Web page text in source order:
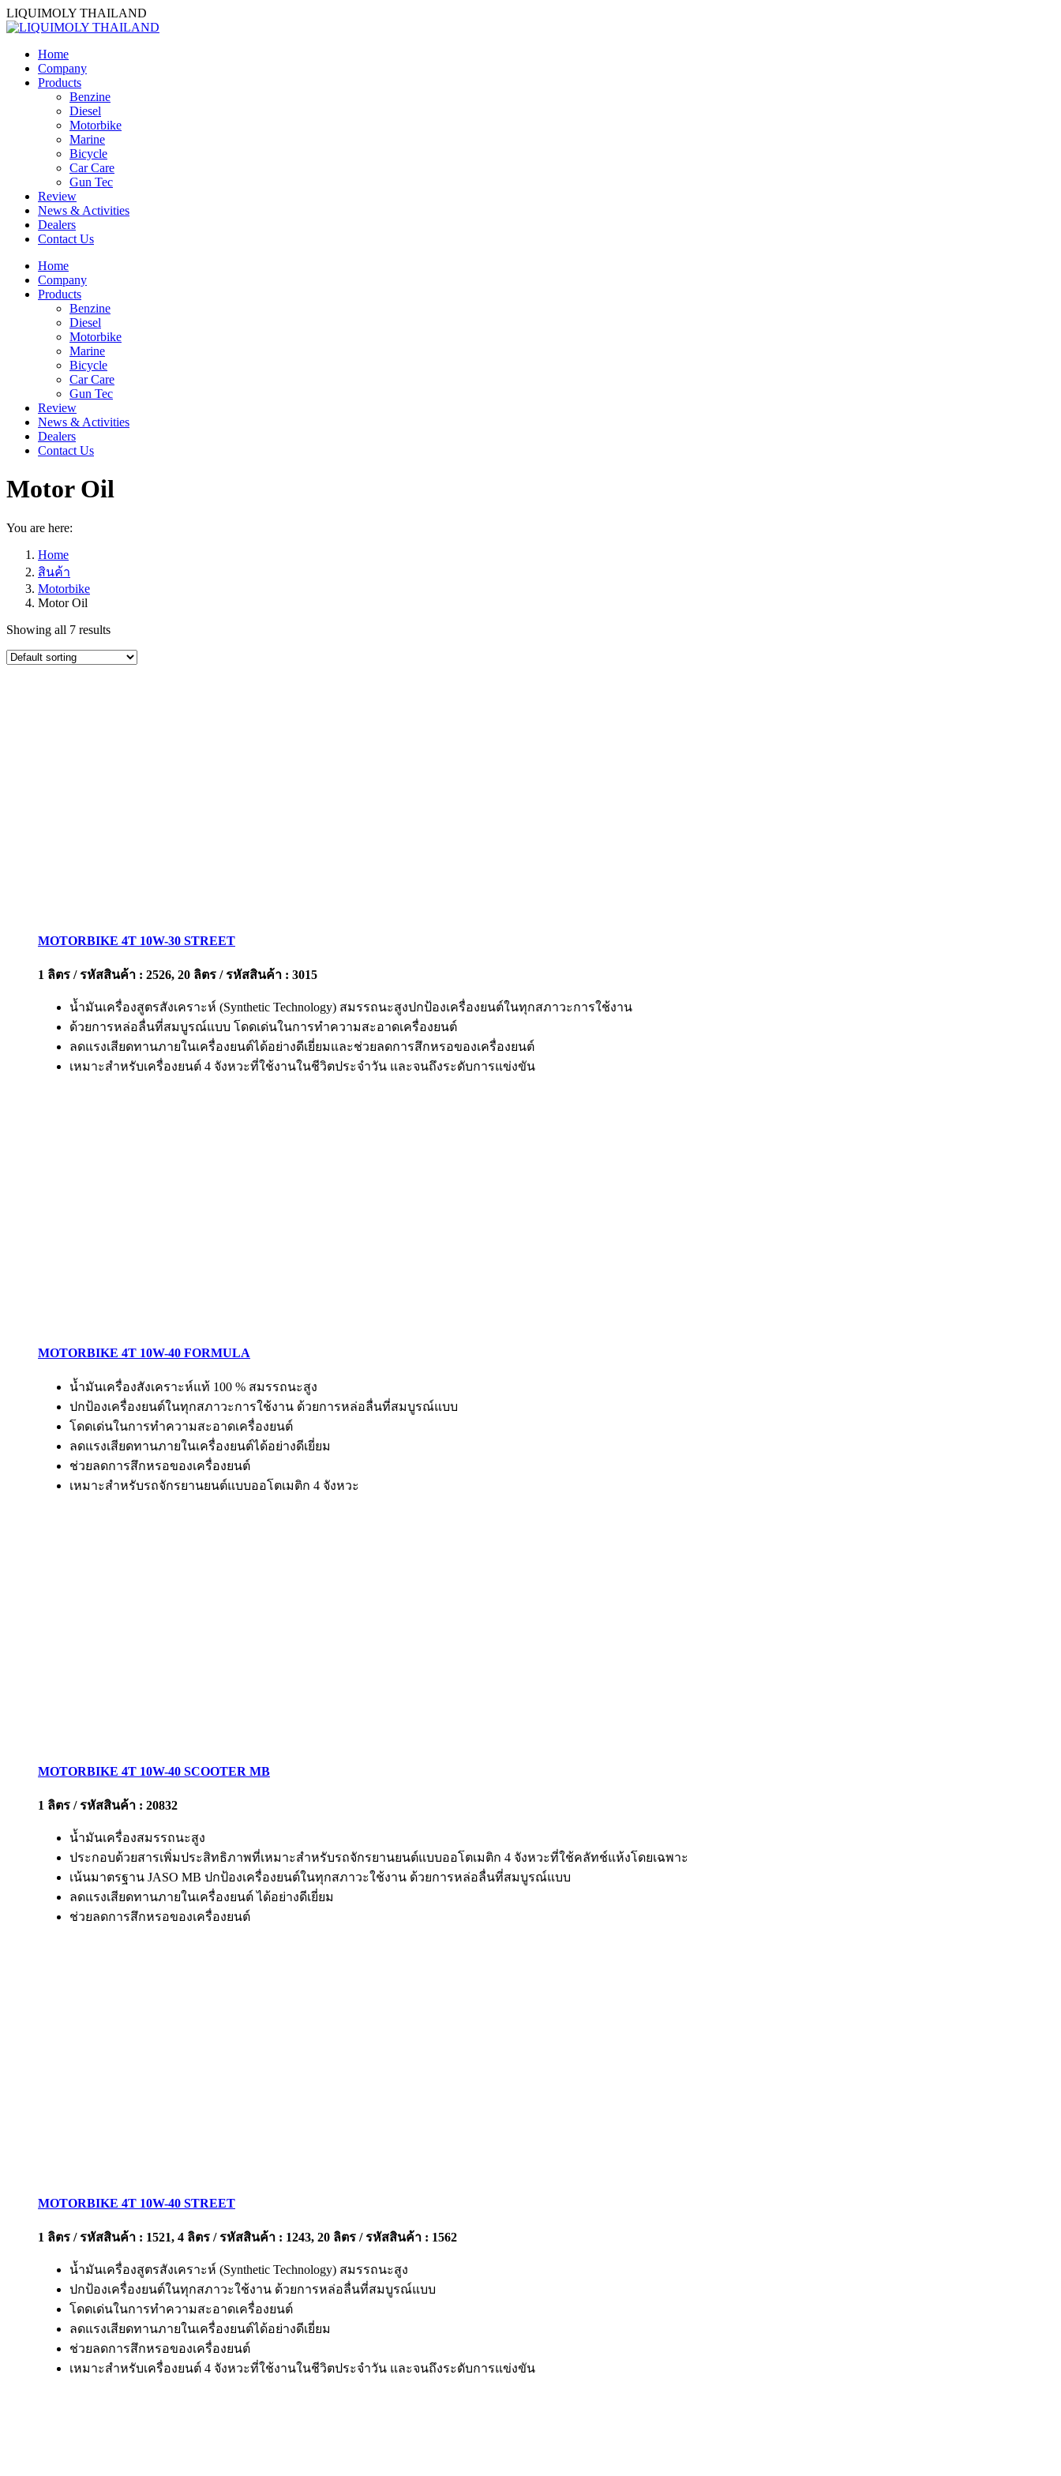
Skip
to
LIQUIMOLY THAILAND
Home
Company
Products
Benzine
Diesel
Motorbike
Marine
Bicycle
Car Care
Gun Tec
Review
News & Activities
Dealers
Contact Us
Home
Company
Products
Benzine
Diesel
Motorbike
Marine
Bicycle
Car Care
Gun Tec
Review
News & Activities
Dealers
Contact Us
Motor Oil
You are here:
Home
สินค้า
Motorbike
Motor Oil
Showing all 7 results
MOTORBIKE 4T 10W-30 STREET
1 ลิตร / รหัสสินค้า : 2526, 20 ลิตร / รหัสสินค้า : 3015
น้ำมันเครื่องสูตรสังเคราะห์ (Synthetic Technology) สมรรถนะสูงปกป้องเครื่องยนต์ในทุกสภาวะการใช้งาน
ด้วยการหล่อลื่นที่สมบูรณ์แบบ โดดเด่นในการทำความสะอาดเครื่องยนต์
ลดแรงเสียดทานภายในเครื่องยนต์ได้อย่างดีเยี่ยมและช่วยลดการสึกหรอของเครื่องยนต์
เหมาะสำหรับเครื่องยนต์ 4 จังหวะที่ใช้งานในชีวิตประจำวัน และจนถึงระดับการแข่งขัน
MOTORBIKE 4T 10W-40 FORMULA
น้ำมันเครื่องสังเคราะห์แท้ 100 % สมรรถนะสูง
ปกป้องเครื่องยนต์ในทุกสภาวะการใช้งาน ด้วยการหล่อลื่นที่สมบูรณ์แบบ
โดดเด่นในการทำความสะอาดเครื่องยนต์
ลดแรงเสียดทานภายในเครื่องยนต์ได้อย่างดีเยี่ยม
ช่วยลดการสึกหรอของเครื่องยนต์
เหมาะสำหรับรถจักรยานยนต์แบบออโตเมติก 4 จังหวะ
MOTORBIKE 4T 10W-40 SCOOTER MB
1 ลิตร / รหัสสินค้า : 20832
น้ำมันเครื่องสมรรถนะสูง
ประกอบด้วยสารเพิ่มประสิทธิภาพที่เหมาะสำหรับรถจักรยานยนต์แบบออโตเมติก 4 จังหวะที่ใช้คลัทช์แห้งโดยเฉพาะ
เน้นมาตรฐาน JASO MB ปกป้องเครื่องยนต์ในทุกสภาวะใช้งาน ด้วยการหล่อลื่นที่สมบูรณ์แบบ
ลดแรงเสียดทานภายในเครื่องยนต์ ได้อย่างดีเยี่ยม
ช่วยลดการสึกหรอของเครื่องยนต์
MOTORBIKE 4T 10W-40 STREET
1 ลิตร / รหัสสินค้า : 1521, 4 ลิตร / รหัสสินค้า : 1243, 20 ลิตร / รหัสสินค้า : 1562
น้ำมันเครื่องสูตรสังเคราะห์ (Synthetic Technology) สมรรถนะสูง
ปกป้องเครื่องยนต์ในทุกสภาวะใช้งาน ด้วยการหล่อลื่นที่สมบูรณ์แบบ
โดดเด่นในการทำความสะอาดเครื่องยนต์
ลดแรงเสียดทานภายในเครื่องยนต์ได้อย่างดีเยี่ยม
ช่วยลดการสึกหรอของเครื่องยนต์
เหมาะสำหรับเครื่องยนต์ 4 จังหวะที่ใช้งานในชีวิตประจำวัน และจนถึงระดับการแข่งขัน